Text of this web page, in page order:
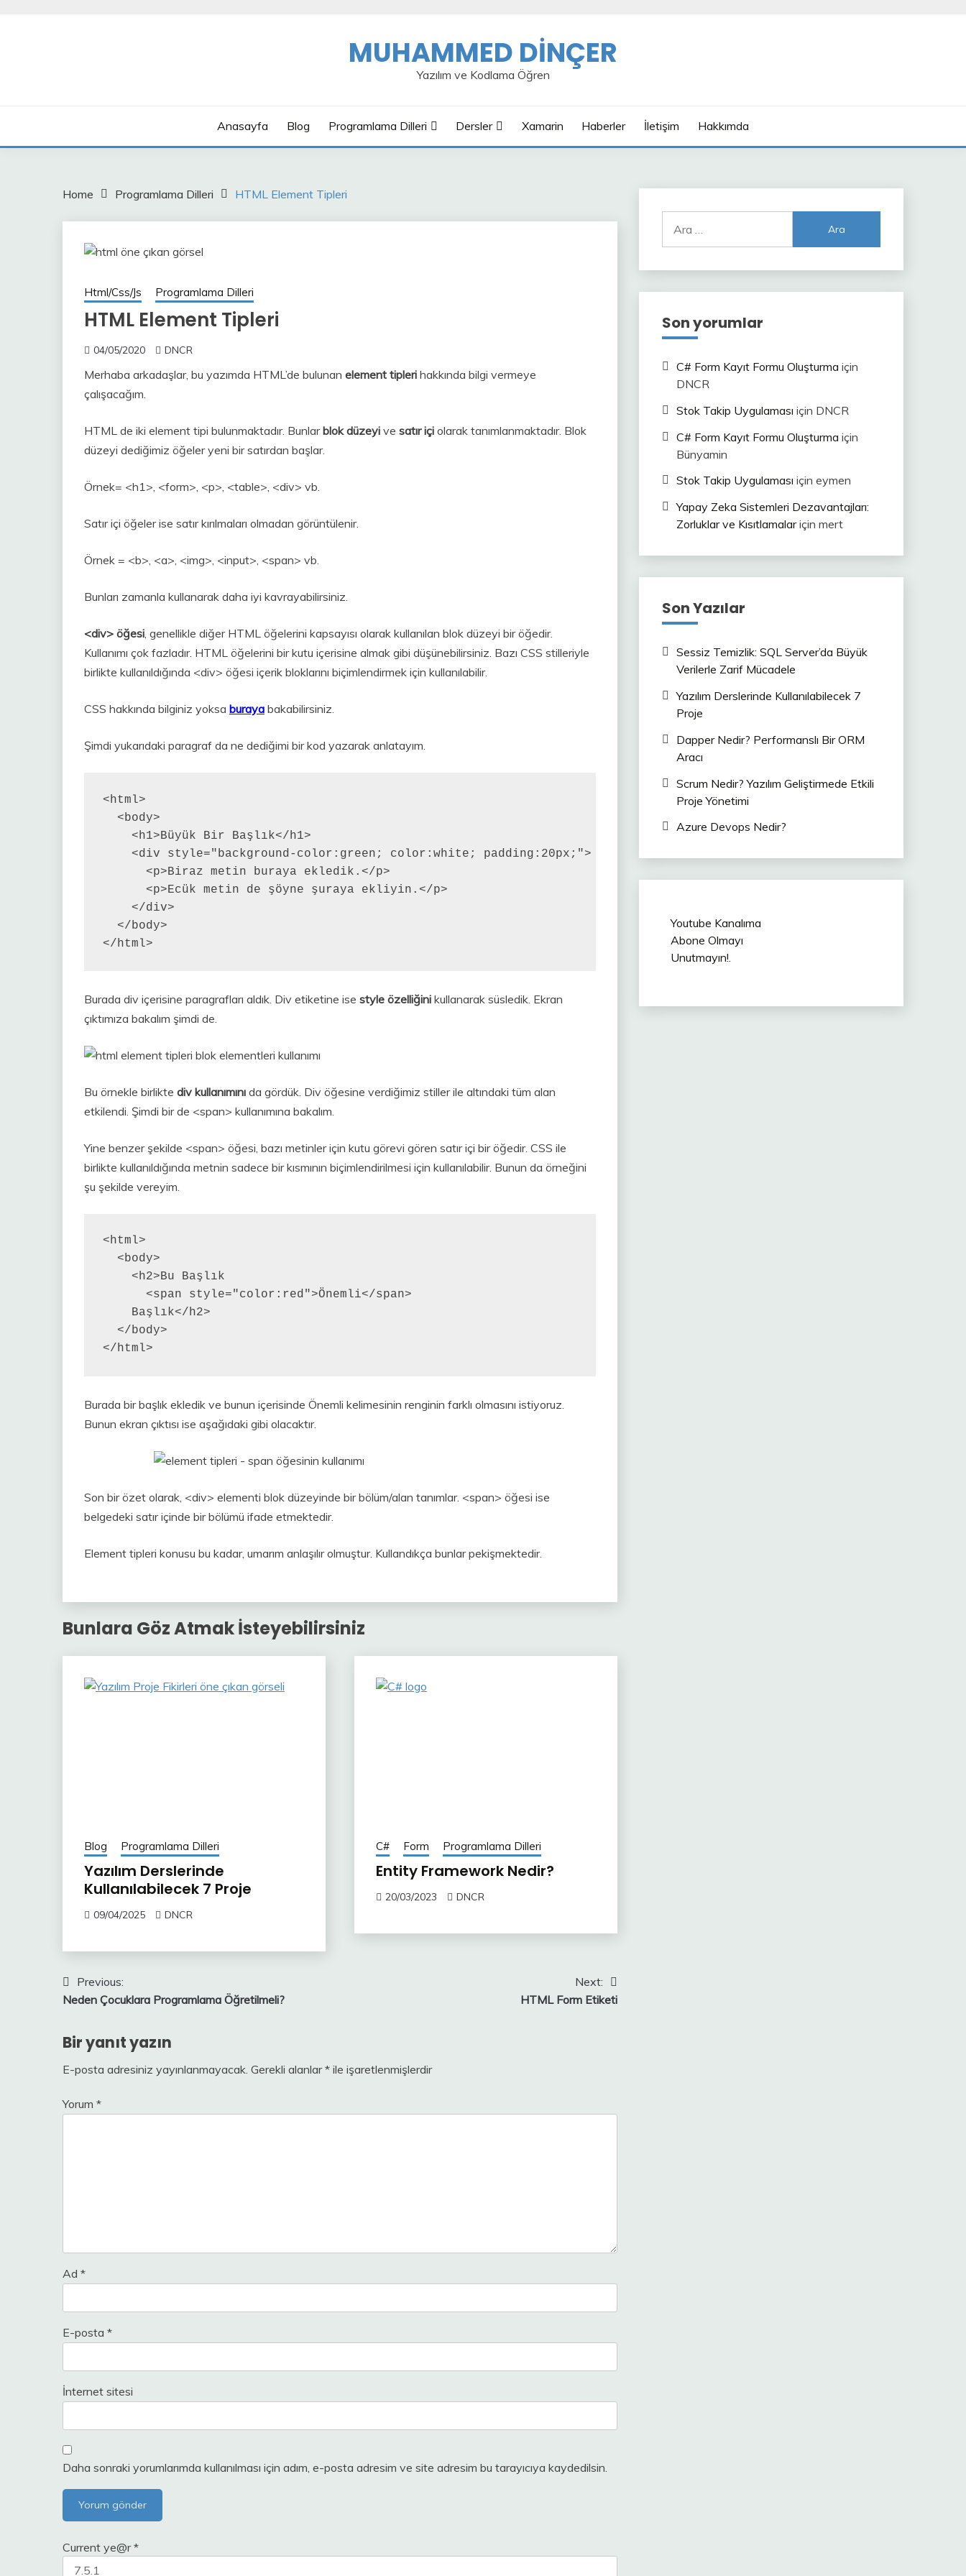
MUHAMMED DİNÇER
Yazılım ve Kodlama Öğren
Anasayfa Blog Programlama Dilleri Dersler Xamarin Haberler İletişim Hakkımda
Home Programlama Dilleri HTML Element Tipleri
Html/Css/Js Programlama Dilleri
HTML Element Tipleri
04/05/2020 DNCR
Merhaba arkadaşlar, bu yazımda HTML’de bulunan element tipleri hakkında bilgi vermeye
çalışacağım.
HTML de iki element tipi bulunmaktadır. Bunlarblok düzeyi ve satır içi olarak tanımlanmaktadır. Blok
düzeyi dediğimiz öğeler yeni bir satırdan başlar.
Örnek= <h1>, <form>, <p>, <table>, <div> vb.
Satır içi öğeler ise satır kırılmaları olmadan görüntülenir.
Örnek = <b>, <a>, <img>, <input>, <span> vb.
Bunları zamanla kullanarak daha iyi kavrayabilirsiniz.
<div> öğesi, genellikle diğer HTML öğelerini kapsayısı olarak kullanılan blok düzeyi bir öğedir.
Kullanımı çok fazladır. HTML öğelerini bir kutu içerisine almak gibi düşünebilirsiniz. Bazı CSS stilleriyle
birlikte kullanıldığında <div> öğesi içerik bloklarını biçimlendirmek için kullanılabilir.
CSS hakkında bilginiz yoksa buraya bakabilirsiniz.
Şimdi yukarıdaki paragraf da ne dediğimi bir kod yazarak anlatayım.
<html>
  <body>
    <h1>Büyük Bir Başlık</h1>
    <div style="background-color:green; color:white; padding:20px;">
      <p>Biraz metin buraya ekledik.</p>
      <p>Ecük metin de şöyne şuraya ekliyin.</p>
    </div>
  </body>
</html>
Burada div içerisine paragrafları aldık. Div etiketine ise style özelliğini kullanarak süsledik. Ekran
çıktımıza bakalım şimdi de.
Bu örnekle birlikte div kullanımını da gördük. Div öğesine verdiğimiz stiller ile altındaki tüm alan
etkilendi. Şimdi bir de <span> kullanımına bakalım.
Yine benzer şekilde <span> öğesi, bazı metinler için kutu görevi gören satır içi bir öğedir. CSS ile
birlikte kullanıldığında metnin sadece bir kısmının biçimlendirilmesi için kullanılabilir. Bunun da örneğini
şu şekilde vereyim.
<html>
  <body>
    <h2>Bu Başlık
      <span style="color:red">Önemli</span>
    Başlık</h2>
  </body>
</html>
Burada bir başlık ekledik ve bunun içerisinde Önemli kelimesinin renginin farklı olmasını istiyoruz.
Bunun ekran çıktısı ise aşağıdaki gibi olacaktır.
Son bir özet olarak, <div> elementi blok düzeyinde bir bölüm/alan tanımlar. <span> öğesi ise
belgedeki satır içinde bir bölümü ifade etmektedir.
Element tipleri konusu bu kadar, umarım anlaşılır olmuştur. Kullandıkça bunlar pekişmektedir.
Bunlara Göz Atmak İsteyebilirsiniz
Blog Programlama Dilleri
Yazılım Derslerinde
Kullanılabilecek 7 Proje
09/04/2025 DNCR
C# Form Programlama Dilleri
Entity Framework Nedir?
20/03/2023 DNCR
Yazı
gezinmesi
Previous:
Neden Çocuklara Programlama Öğretilmeli?
Next:
HTML Form Etiketi
Bir yanıt yazın
E-posta adresiniz yayınlanmayacak. Gerekli alanlar* ile işaretlenmişlerdir
Yorum *
Ad *
E-posta *
İnternet sitesi
Daha sonraki yorumlarımda kullanılması için adım, e-posta adresim ve site adresim bu tarayıcıya kaydedilsin.
Current ye@r*
Son yorumlar
C# Form Kayıt Formu Oluşturma için
DNCR
Stok Takip Uygulaması için DNCR
C# Form Kayıt Formu Oluşturma için
Bünyamin
Stok Takip Uygulaması için eymen
Yapay Zeka Sistemleri Dezavantajları:
Zorluklar ve Kısıtlamalariçin mert
Son Yazılar
Sessiz Temizlik: SQL Server’da Büyük
Verilerle Zarif Mücadele
Yazılım Derslerinde Kullanılabilecek 7
Proje
Dapper Nedir? Performanslı Bir ORM
Aracı
Scrum Nedir? Yazılım Geliştirmede Etkili
Proje Yönetimi
Azure Devops Nedir?
Youtube Kanalıma
Abone Olmayı
Unutmayın!.